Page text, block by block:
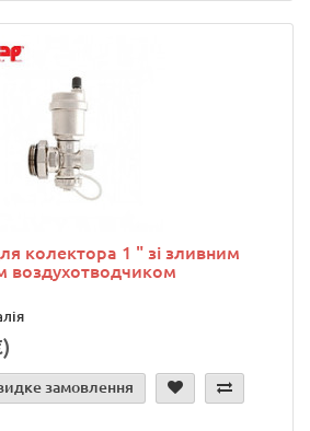
колектора 1 " зі зливним
воздухотводчиком
замовлення